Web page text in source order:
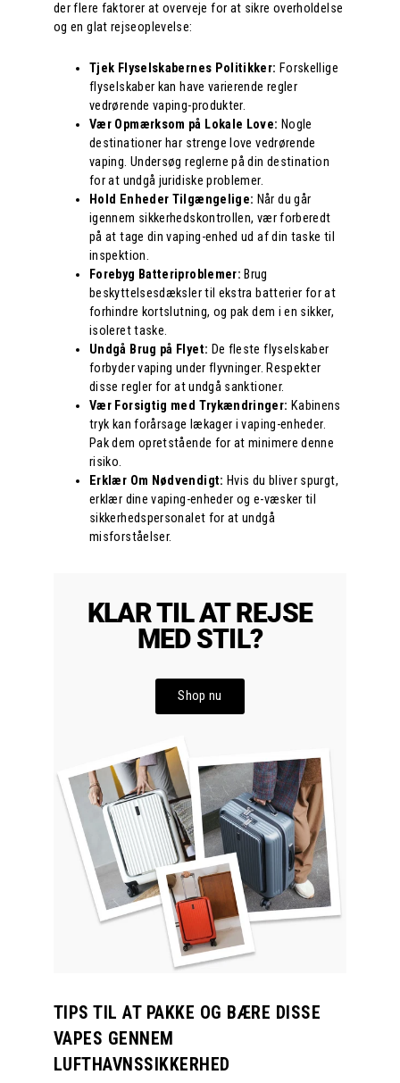
der flere faktorer at overveje for at sikre overholdelse
og en glat rejseoplevelse:
Tjek Flyselskabernes Politikker: Forskellige
flyselskaber kan have varierende regler
vedrørende vaping-produkter.
Vær Opmærksom på Lokale Love: Nogle
destinationer har strenge love vedrørende
vaping. Undersøg reglerne på din destination
for at undgå juridiske problemer.
Hold Enheder Tilgængelige: Når du går
igennem sikkerhedskontrollen, vær forberedt
på at tage din vaping-enhed ud af din taske til
inspektion.
Forebyg Batteriproblemer: Brug
beskyttelsesdæksler til ekstra batterier for at
forhindre kortslutning, og pak dem i en sikker,
isoleret taske.
Undgå Brug på Flyet: De fleste flyselskaber
forbyder vaping under flyvninger. Respekter
disse regler for at undgå sanktioner.
Vær Forsigtig med Trykændringer: Kabinens
tryk kan forårsage lækager i vaping-enheder.
Pak dem opretstående for at minimere denne
risiko.
Erklær Om Nødvendigt: Hvis du bliver spurgt,
erklær dine vaping-enheder og e-væsker til
sikkerhedspersonalet for at undgå
misforståelser.
KLAR TIL AT REJSE
MED STIL?
Shop nu
TIPS TIL AT PAKKE OG BÆRE DISSE
VAPES GENNEM
LUFTHAVNSSIKKERHED